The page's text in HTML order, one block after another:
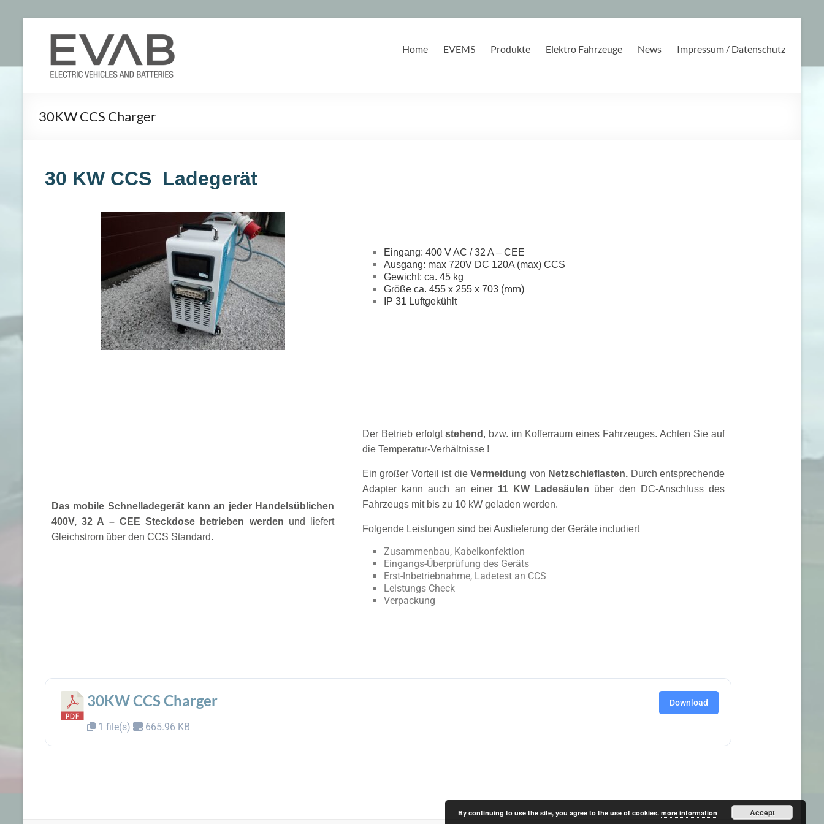
Home EVEMS Produkte Elektro Fahrzeuge News Impressum / Datenschutz
30KW CCS Charger
30 KW CCS Ladegerät
Eingang: 400 V AC / 32 A – CEE
Ausgang: max 720V DC 120A (max) CCS
Gewicht: ca. 45 kg
Größe ca. 455 x 255 x 703 (mm)
IP 31 Luftgekühlt
Das mobile Schnelladegerät kann an jeder Handelsüblichen
400V, 32 A – CEE Steckdose betrieben werden und liefert
Gleichstrom über den CCS Standard.
Der Betrieb erfolgtstehend , bzw. im Kofferraum eines Fahrzeuges.Achten Sie auf
die Temperatur-Verhältnisse !
Ein großer Vorteil ist dieVermeidung von Netzschieflasten. Durch entsprechende
Adapter kann auch an einer 11 KW Ladesäulen über den DC-Anschluss des
Fahrzeugs mit bis zu 10 kW geladen werden.
Folgende Leistungen sind bei Auslieferung der Geräte includiert
Zusammenbau, Kabelkonfektion
Eingangs-Überprüfung des Geräts
Erst-Inbetriebnahme, Ladetest an CCS
Leistungs Check
Verpackung
30KW CCS Charger
1 file(s) 665.96 KB
Download
By continuing to use the site, you agree to the use of cookies. more information Accept